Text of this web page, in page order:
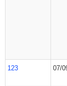
123 07/